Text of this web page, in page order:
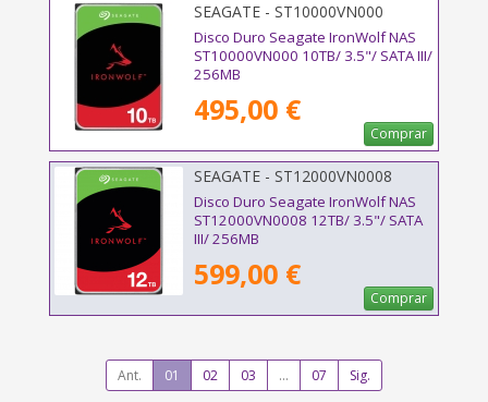
SEAGATE - ST10000VN000
Disco Duro Seagate IronWolf NAS
ST10000VN000 10TB/ 3.5"/ SATA III/
256MB
495,00 €
Comprar
SEAGATE - ST12000VN0008
Disco Duro Seagate IronWolf NAS
ST12000VN0008 12TB/ 3.5"/ SATA
III/ 256MB
599,00 €
Comprar
Ant. 01 02 03 ... 07 Sig.